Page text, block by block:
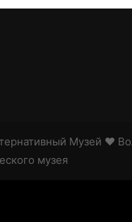
Музей ♥
музея